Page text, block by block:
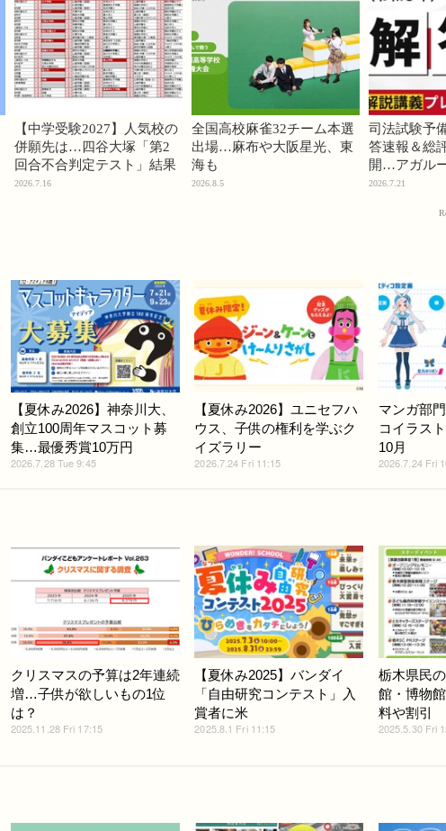
【中学受験2027】人気校の
併願先は…四谷大塚「第2
回合不合判定テスト」結果
2026.7.16
全国高校麻雀32チーム本選
出場…麻布や大阪星光、東
海も
2026.8.5
司法試験予
答速報＆総
開…アガル
2026.7.21
【夏休み2026】神奈川大、
創立100周年マスコット募
集…最優秀賞10万円
2026.7.28 Tue 9:45
【夏休み2026】ユニセフハ
ウス、子供の権利を学ぶク
イズラリー
2026.7.24 Fri 11:15
マンガ部
コイラス
10月
2026.7.24 Fri
クリスマスの予算は2年連続
増…子供が欲しいもの1位
は？
2025.11.28 Fri 17:15
【夏休み2025】バンダイ
「自由研究コンテスト」入
賞者に米
2025.8.1 Fri 11:15
栃木県民
館・博物
料や割引
2025.5.30 Fri